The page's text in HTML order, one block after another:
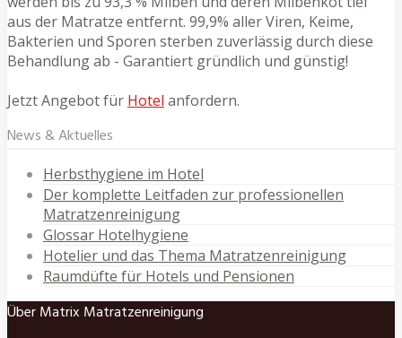
aus der Matratze entfernt. 99,9% aller Viren, Keime,
Bakterien und Sporen sterben zuverlässig durch diese
Behandlung ab - Garantiert gründlich und günstig!
Jetzt Angebot für Hotel anfordern.
News & Aktuelles
Herbsthygiene im Hotel
Der komplette Leitfaden zur professionellen
Matratzenreinigung
Glossar Hotelhygiene
Hotelier und das Thema Matratzenreinigung
Raumdüfte für Hotels und Pensionen
Über Matrix Matratzenreinigung